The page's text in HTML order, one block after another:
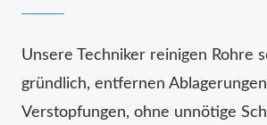
Unsere Techniker reinigen Rohre
gründlich, entfernen
Verstopfungen, ohne unnötige